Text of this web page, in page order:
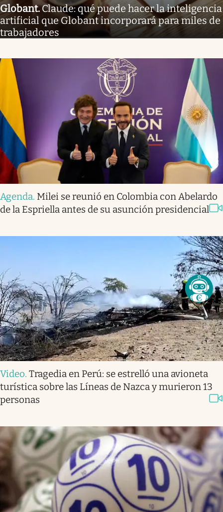
Globant.Claude: qué puede hacer la inteligencia
artificial que Globant incorporará para miles de
trabajadores
Agenda. Milei se reunió en Colombia con Abelardo
de la Espriella antes de su asunción presidencial
Video. Tragedia en Perú: se estrelló una avioneta
turística sobre las Líneas de Nazca y murieron 13
personas